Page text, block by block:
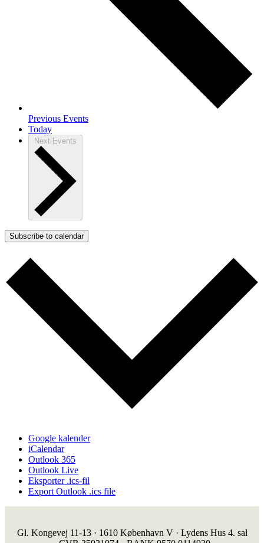
Previous Events
Today
Next Events
Subscribe to calendar
Google kalender
iCalendar
Outlook 365
Outlook Live
Eksporter .ics-fil
Export Outlook .ics file
Gl. Kongevej 11-13 · 1610 København V · Lydens Hus 4. sal